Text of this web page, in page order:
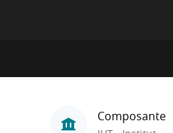
Composante